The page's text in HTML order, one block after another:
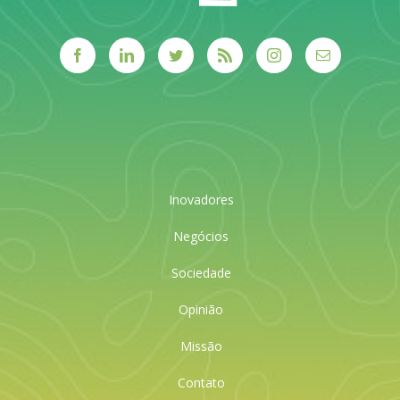
Inovadores
Negócios
Sociedade
Opinião
Missão
Contato